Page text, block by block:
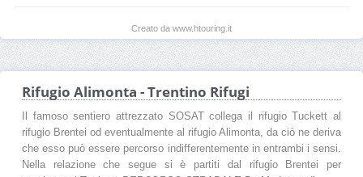
Creato da www.htouring.it
Rifugio Alimonta - Trentino Rifugi
Il famoso sentiero attrezzato SOSAT collega il rifugio Tuckett al
rifugio Brentei od eventualmente al rifugio Alimonta, da ciò ne deriva
che esso può essere percorso indifferentemente in entrambi i sensi.
Nella relazione che segue si è partiti dal rifugio Brentei per